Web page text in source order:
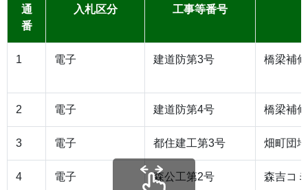
通
番
入札区分 工事等番号
1 電子 建道防第3号 橋梁補
2 電子 建道防第4号 橋梁補
3 電子 都住建工第3号 畑町団
4 電子 森公工第2号 森吉コ